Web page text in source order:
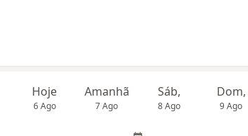
Hoje
6 Ago
Amanhã
7 Ago
Sáb,
8 Ago
Dom,
9 Ago